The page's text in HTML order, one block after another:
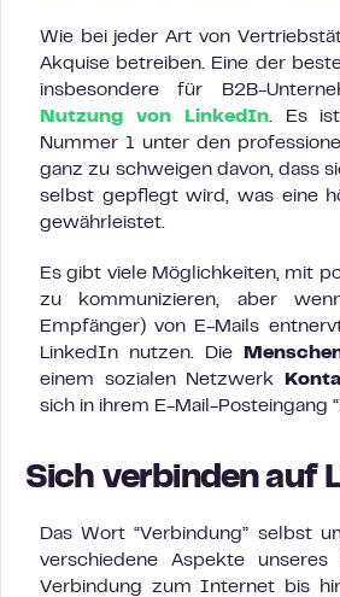
Wie bei jeder Art von
Akquise betreiben. Eine der
insbesondere für B2B-
Nutzung von LinkedIn. Es
Nummer 1 unter den
ganz zu schweigen davon, dass
selbst gepflegt wird, was eine
gewährleistet.
Es gibt viele Möglichkeiten, mit
zu kommunizieren, aber
Empfänger) von E-Mails
LinkedIn nutzen. Die
einem sozialen Netzwerk
sich in ihrem E-Mail-Posteingang
Sich verbinden auf
Das Wort “Verbindung” selbst
verschiedene Aspekte
Verbindung zum Internet bis